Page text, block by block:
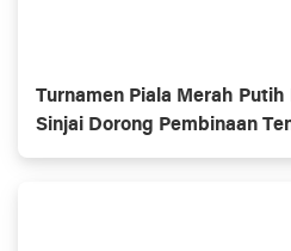
Turnamen Piala Merah
Sinjai Dorong Pembinaan